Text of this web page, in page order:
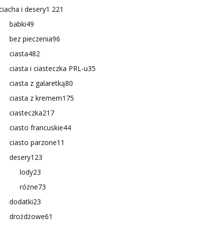
i desery1 221
babki49
bez pieczenia96
ciasta482
ciasta i ciasteczka PRL-u35
ciasta z galaretką80
ciasta z kremem175
ciasteczka217
ciasto francuskie44
ciasto parzone11
desery123
lody23
różne73
dodatki23
drożdżowe61